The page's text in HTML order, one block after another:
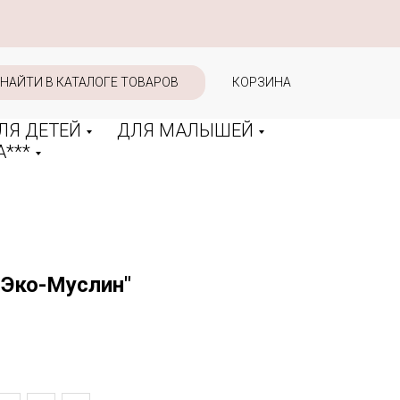
НАЙТИ В КАТАЛОГЕ ТОВАРОВ КОРЗИНА
ДЕТЕЙ
ДЛЯ МАЛЫШЕЙ
Муслин"